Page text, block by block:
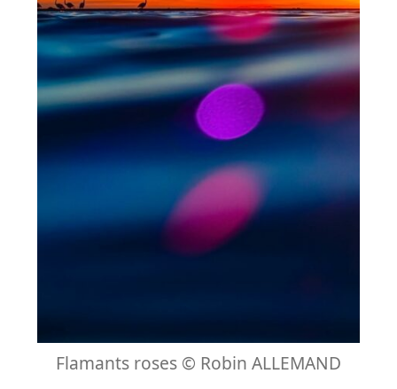
Flamants roses © Robin ALLEMAND